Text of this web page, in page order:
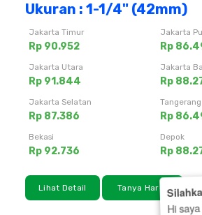
Ukuran : 1-1/4" (42mm)
Jakarta Timur
Rp 90.952
Jakarta
Rp
Jakarta Utara
Rp 91.844
Jakarta
Rp
Jakarta Selatan
Rp 87.386
Tangerang
Rp
Bekasi
Rp 92.736
Depok
Rp
Lihat Detail Tanya Harga
Hi